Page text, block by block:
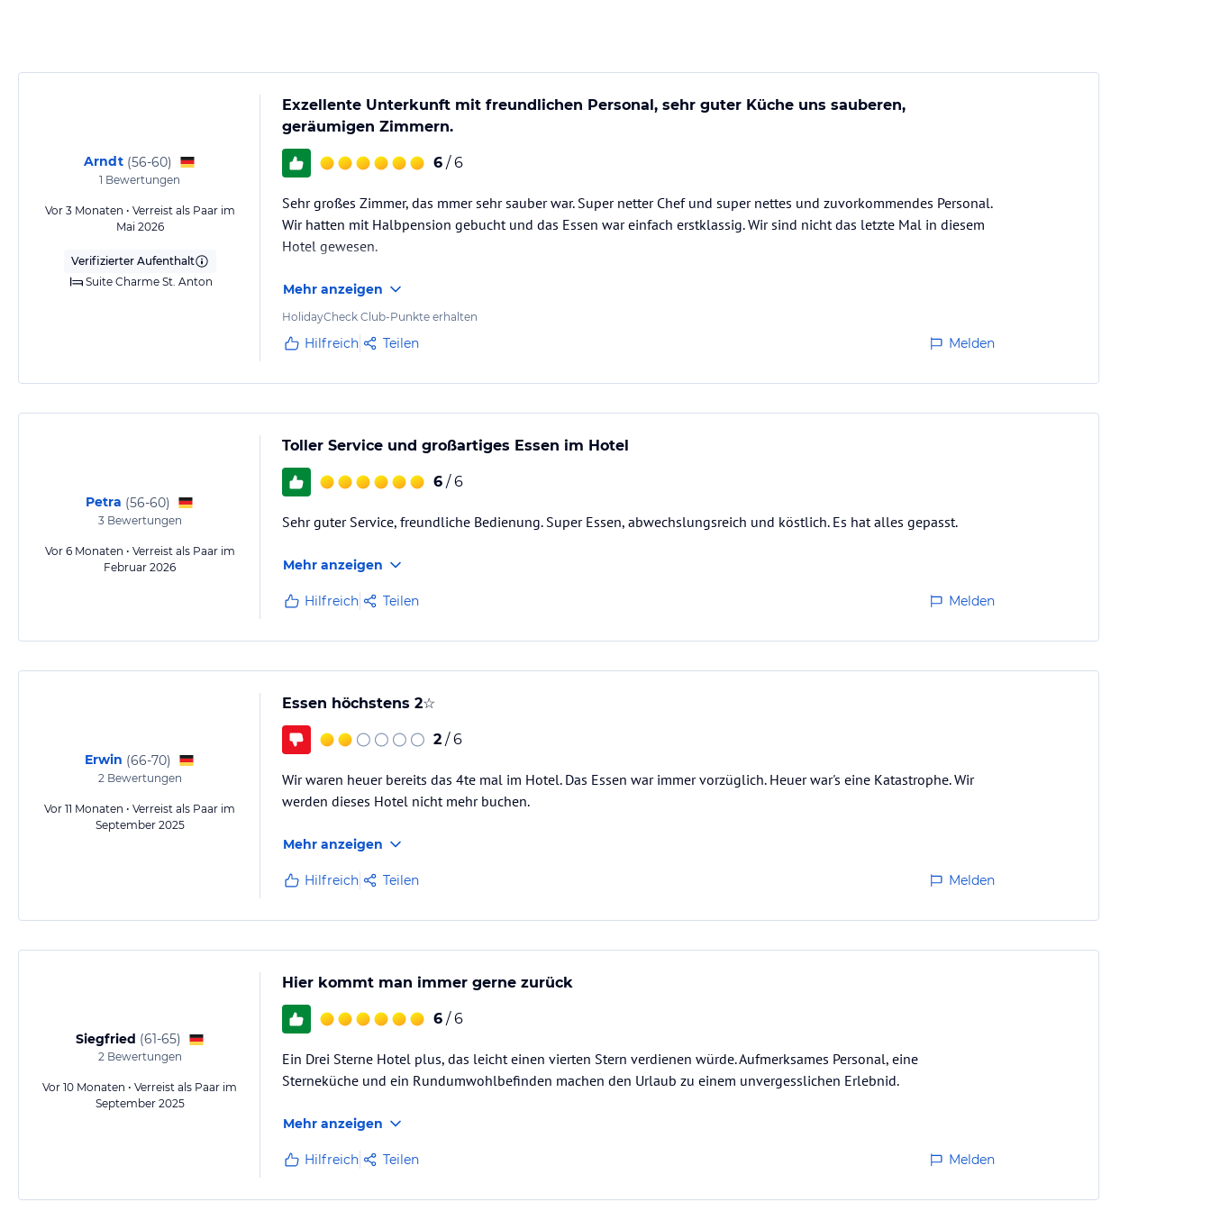
Mit grosszügigen Räumen, warmen Farben und bis ins Detail abgestimmten Materialien haben wir ein Ambiente
Allgemeine und unverbindliche Hoteliers-/Veranstalter-/Kataloginformationen. Alle Angaben ohne
Gewähr und ohne Prüfung durch HolidayCheck. Bitte lies vor der Buchung die verbindlichen
Arndt (56-60)
1 Bewertungen
Vor 3 Monaten • Verreist als Paar im
Mai 2026
Verifizierter Aufenthalt
Suite Charme St. Anton
Exzellente Unterkunft mit freundlichen Personal, sehr guter Küche uns sauberen,
geräumigen Zimmern.
6 / 6
Sehr großes Zimmer, das mmer sehr sauber war. Super netter Chef und super nettes und zuvorkommendes Personal.
Wir hatten mit Halbpension gebucht und das Essen war einfach erstklassig. Wir sind nicht das letzte Mal in diesem
Hotel gewesen.
Mehr anzeigen
HolidayCheck Club-Punkte erhalten
Hilfreich Teilen Melden
Petra (56-60)
3Bewertungen
Vor 6 Monaten • Verreist als Paar im
Februar 2026
Toller Service und großartiges Essen im Hotel
6 / 6
Sehr guter Service, freundliche Bedienung. Super Essen, abwechslungsreich und köstlich. Es hat alles gepasst.
Mehr anzeigen
Hilfreich Teilen Melden
Erwin (66-70)
2Bewertungen
Vor 11 Monaten • Verreist als Paar im
September 2025
Essen höchstens 2☆
2 / 6
Wir waren heuer bereits das 4te mal im Hotel. Das Essen war immer vorzüglich. Heuer war's eine Katastrophe. Wir
werden dieses Hotel nicht mehr buchen.
Mehr anzeigen
Hilfreich Teilen Melden
Siegfried (61-65)
2Bewertungen
Vor 10 Monaten • Verreist als Paar im
September 2025
Hier kommt man immer gerne zurück
6 / 6
Ein Drei Sterne Hotel plus, das leicht einen vierten Stern verdienen würde. Aufmerksames Personal, eine
Sterneküche und ein Rundumwohlbefinden machen den Urlaub zu einem unvergesslichen Erlebnid.
Mehr anzeigen
Hilfreich Teilen Melden